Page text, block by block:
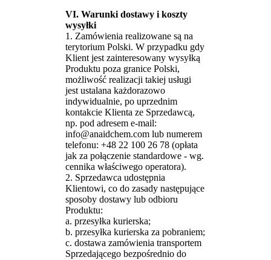
VI. Warunki dostawy i koszty
wysyłki
1. Zamówienia realizowane są na
terytorium Polski. W przypadku gdy
Klient jest zainteresowany wysyłką
Produktu poza granice Polski,
możliwość realizacji takiej usługi
jest ustalana każdorazowo
indywidualnie, po uprzednim
kontakcie Klienta ze Sprzedawcą,
np. pod adresem e-mail:
info@anaidchem.com lub numerem
telefonu: +48 22 100 26 78 (opłata
jak za połączenie standardowe - wg.
cennika właściwego operatora).
2. Sprzedawca udostępnia
Klientowi, co do zasady następujące
sposoby dostawy lub odbioru
Produktu:
a. przesyłka kurierska;
b. przesyłka kurierska za pobraniem;
c. dostawa zamówienia transportem
Sprzedającego bezpośrednio do